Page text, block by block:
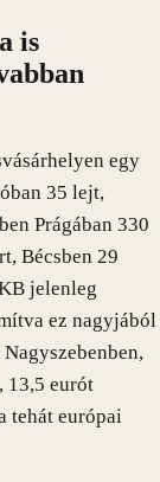
is
egy
35 lejt,
Prágában 330
Bécsben 29
jelenleg
ez nagyjából
13,5 eurót
tehát európai